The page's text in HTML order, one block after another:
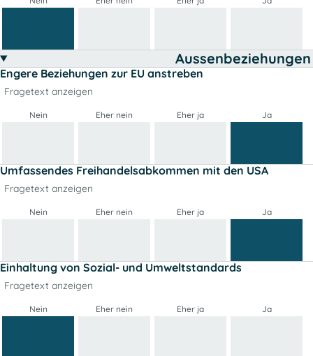
Aussenbeziehungen
Engere Beziehungen zur EU anstreben
Fragetext anzeigen
Nein Eher nein Eher ja Ja
Umfassendes Freihandelsabkommen mit den USA
Fragetext anzeigen
Nein Eher nein Eher ja Ja
Einhaltung von Sozial- und Umweltstandards
Fragetext anzeigen
Nein Eher nein Eher ja Ja